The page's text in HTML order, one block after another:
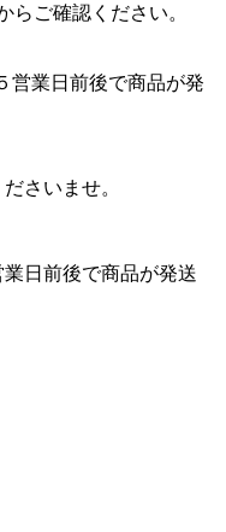
ご確認ください。
営業日前後で商品が発
さいませ。
日前後で商品が発送